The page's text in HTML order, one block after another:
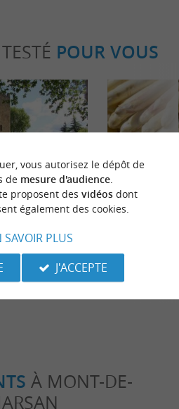
POUR VOUS
à la
au cœur des
Landes,
À MONT-DE-
vous autorisez le dépôt de
de mesure d'audience.
proposent des vidéosdont
également des cookies.
SAVOIR PLUS
J'ACCEPTE